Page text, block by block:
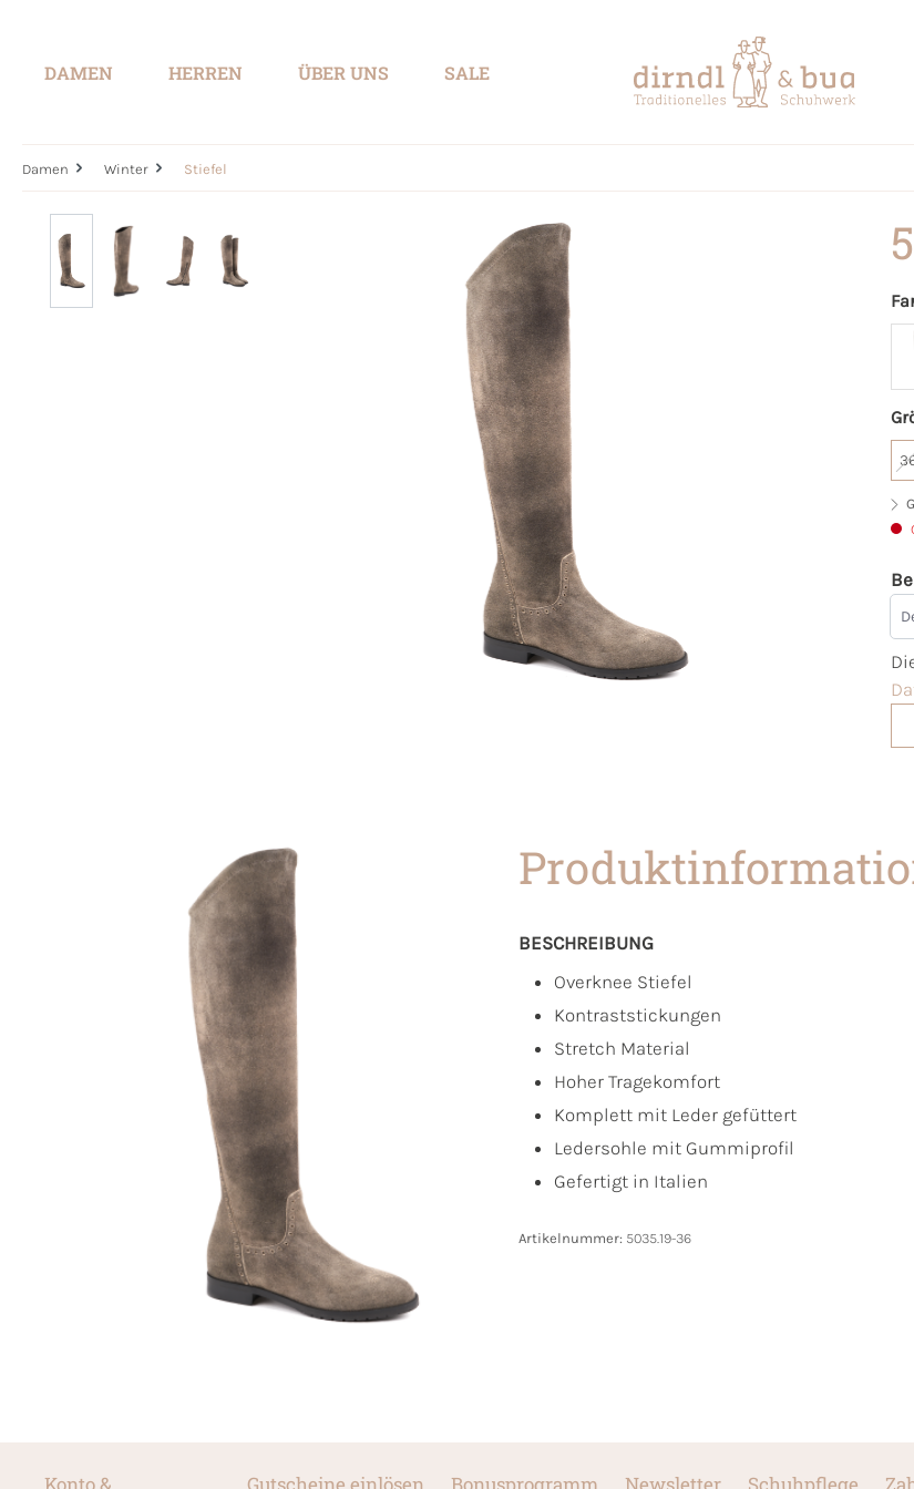
DAMEN HERREN ÜBER UNS SALE
Damen Winter Stiefel
Bildergalerie überspringen
BESCHREIBUNG
Overknee Stiefel
Kontraststickungen
Stretch Material
Hoher Tragekomfort
Komplett mit Leder gefüttert
Ledersohle mit Gummiprofil
Gefertigt in Italien
Artikelnummer: 5035.19-36